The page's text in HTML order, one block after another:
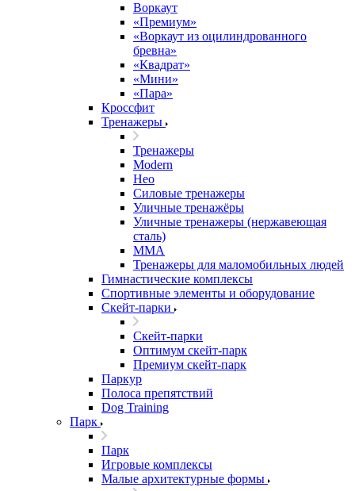
Воркаут
«Премиум»
«Воркаут из оцилиндрованного
бревна»
«Квадрат»
«Мини»
«Пара»
Кроссфит
Тренажеры
Тренажеры
Modern
Нео
Силовые тренажеры
Уличные тренажёры
Уличные тренажеры (нержавеющая
сталь)
ММА
Тренажеры для маломобильных людей
Гимнастические комплексы
Спортивные элементы и оборудование
Скейт-парки
Скейт-парки
Оптимум скейт-парк
Премиум скейт-парк
Паркур
Полоса препятствий
Dog Training
Парк
Парк
Игровые комплексы
Малые архитектурные формы